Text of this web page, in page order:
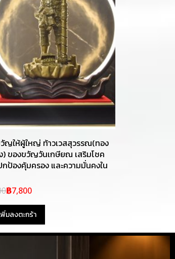
ญให้ผู้ใหญ่ ท้าวเวสสุวรรณ(ทอง
) ของขวัญวันเกษียณ เสริมโชค
ป้องคุ้มครอง และความมั่นคงใน
฿7,800
พิ่มลงตะกร้า